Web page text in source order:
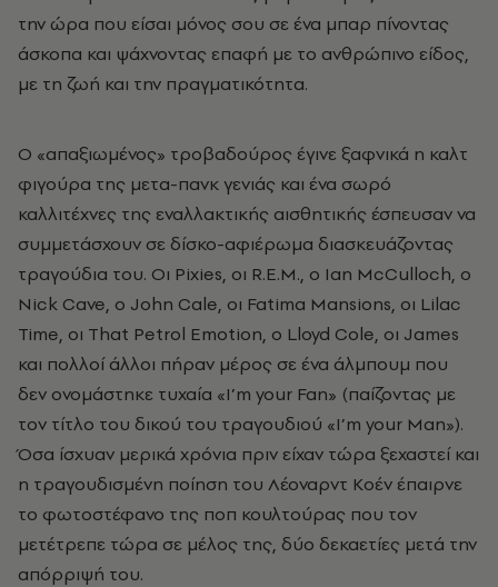
την ώρα που είσαι μόνος σου σε ένα μπαρ πίνοντας
άσκοπα και ψάχνοντας επαφή με το ανθρώπινο είδος,
με τη ζωή και την πραγματικότητα.
O «απαξιωμένος» τροβαδούρος έγινε ξαφνικά η καλτ
φιγούρα της μετα-πανκ γενιάς και ένα σωρό
καλλιτέχνες της εναλλακτικής αισθητικής έσπευσαν να
συμμετάσχουν σε δίσκο-αφιέρωμα διασκευάζοντας
τραγούδια του. Oι Pixies, οι R.E.M., o Ian McCulloch, o
Nick Cave, o John Cale, οι Fatima Mansions, οι Lilac
Time, οι That Petrol Emotion, o Lloyd Cole, οι James
και πολλοί άλλοι πήραν μέρος σε ένα άλμπουμ που
δεν ονομάστηκε τυχαία «I’m your Fan» (παίζοντας με
τον τίτλο του δικού του τραγουδιού «I’m your Man»).
Όσα ίσχυαν μερικά χρόνια πριν είχαν τώρα ξεχαστεί και
η τραγουδισμένη ποίηση του Λέοναρντ Kοέν έπαιρνε
το φωτοστέφανο της ποπ κουλτούρας που τον
μετέτρεπε τώρα σε μέλος της, δύο δεκαετίες μετά την
απόρριψή του.